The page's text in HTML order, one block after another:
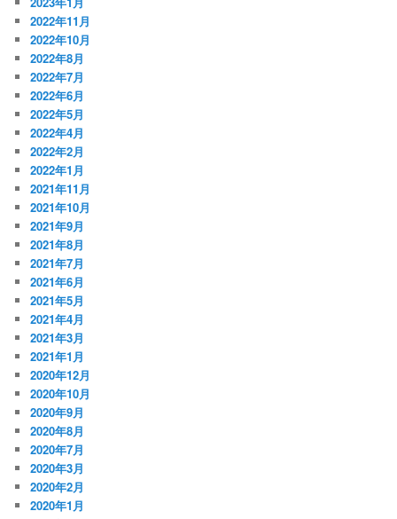
2022年11月
2022年10月
2022年8月
2022年7月
2022年6月
2022年5月
2022年4月
2022年2月
2022年1月
2021年11月
2021年10月
2021年9月
2021年8月
2021年7月
2021年6月
2021年5月
2021年4月
2021年3月
2021年1月
2020年12月
2020年10月
2020年9月
2020年8月
2020年7月
2020年3月
2020年2月
2020年1月